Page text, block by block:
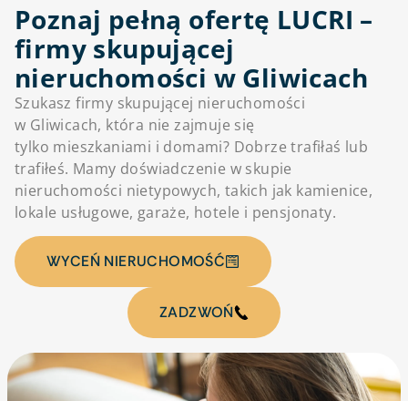
Poznaj pełną ofertę LUCRI –
firmy skupującej
nieruchomości w Gliwicach
Szukasz firmy skupującej nieruchomości
w Gliwicach, która nie zajmuje się
tylko mieszkaniami i domami? Dobrze trafiłaś lub
trafiłeś. Mamy doświadczenie w skupie
nieruchomości nietypowych, takich jak kamienice,
lokale usługowe, garaże, hotele i pensjonaty.
WYCEŃ NIERUCHOMOŚĆ
ZADZWOŃ